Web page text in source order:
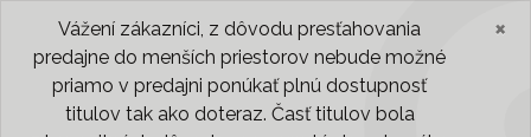
Vážení zákazníci, z dôvodu presťahovania
predajne do menších priestorov nebude možné
priamo v predajni ponúkať plnú dostupnosť
titulov tak ako doteraz. Časť titulov bola
×